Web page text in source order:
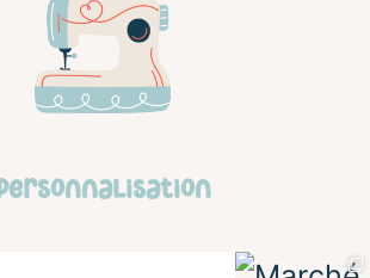
personnalisation